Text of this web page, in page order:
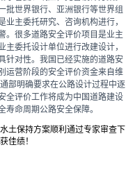
批世界银行、亚洲银行等世界组
主委托研究、咨询机构进行，
。很多道路安全评价项目是业主
委托设计单位进行改建设计，
针对性。我国已经实施的道路安
运营阶段的安全评价资金来自维
部明确要求在公路设计过程中逐
全评价工作将成为中国道路建设
命周期公路安全保障。
土保持方案顺利通过专家审查 下
佳绩！